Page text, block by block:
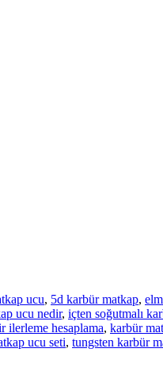
ucu, 5d karbür matkap,
ucu nedir, içten soğutmalı
ilerleme hesaplama, karbür
ucu seti, tungsten karbür